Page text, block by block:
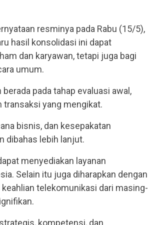
resminya pada Rabu (15/5),
hasil konsolidasi ini dapat
dan karyawan, tetapi juga bagi
umum.
pada tahap evaluasi awal,
transaksi yang mengikat.
bisnis, dan kesepakatan
dibahas lebih lanjut.
menyediakan layanan
Selain itu juga diharapkan dengan
telekomunikasi dari masing-
kompetensi, dan